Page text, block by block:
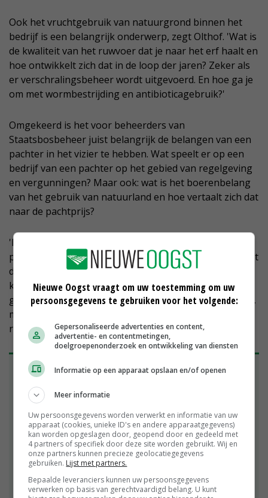
Ook het vruchtgebruik van natuurgrond binnen het
bedrijf is een belangrijk onderwerp, zegt Olthof. 'Wat is
de kwaliteit van het ruwvoer dat je naar het erf haalt en
hoe ontwikkelt zich dat in de loop der jaren? Zeker als
er verschralingsbeheer wordt uitgevoerd. En hoe ga je
om met wormbestrijding en antibioticagebruik?'
Omgekeerd is het voor beheerders van
Staatsbosbeheer juist belangrijk de belangen van een
pachter in het vizier te hebben. Wat speelt er op een
bedrijf van een pachter op het gebied van regelgeving
en vergunningen? Maar ook: wat is het boerenbelang
van het gebruik van natuurland en hoe vertaalt zich dat
naar de pachtprijs?
'Het is goed om elkaars belangen te kennen en
partners te worden op basis van die belangen. Het gaat
dus, naast de intentie om partners te zijn, ook om
kennis. En in die kennis moet wederzijds worden
geïnvesteerd', geeft Olthof aan. 'De cursus is eenmalig,
maar we willen graag periodiek met pachters in de
regio in gesprek over het gebied.'
Kenniseis voor pacht
Nieuwe pachters van Staatsbosbeheer moeten
sinds 1 januari deelnemen aan een cursus.
Aanmelden kan via Aeres Hogeschool in Dronten
en bij voldoende deelnemers wordt de training
lokaal gegeven. De duur van de cursus is drie
dagen en de kosten bedragen nu 460 euro. Na het
volgen van de cursus wordt een certificaat
afgegeven waarmee de pachter gegadigde blijft
voor het pachten van natuurgrond. De kenniseis
Nieuwe Oogst vraagt om uw toestemming om uw
persoonsgegevens te gebruiken voor het volgende:
Gepersonaliseerde advertenties en content,
advertentie- en contentmetingen,
doelgroepenonderzoek en ontwikkeling van diensten
Informatie op een apparaat opslaan en/of openen
Meer informatie
Uw persoonsgegevens worden verwerkt en informatie van uw
apparaat (cookies, unieke ID's en andere apparaatgegevens)
kan worden opgeslagen door, geopend door en gedeeld met
4 partners of specifiek door deze site worden gebruikt. Wij en
onze partners kunnen precieze geolocatiegegevens
gebruiken. Lijst met partners.
Bepaalde leveranciers kunnen uw persoonsgegevens
verwerken op basis van gerechtvaardigd belang. U kunt